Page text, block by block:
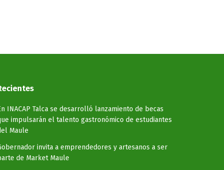
INACAP Talca se desarrolló lanzamiento de becas
impulsarán el talento gastronómico de estudiantes
Maule
invita a emprendedores y artesanos a ser
de Market Maule